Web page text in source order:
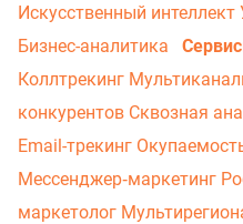
Искусственный интеллект
Бизнес-аналитика
Коллтрекинг
конкурентов Сквозная
Email-трекинг
Мессенджер‑маркетинг
маркетолог